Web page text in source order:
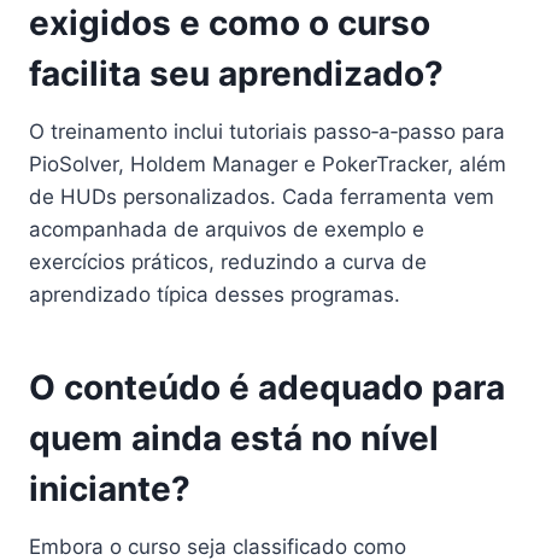
exigidos e como o curso
facilita seu aprendizado?
O treinamento inclui tutoriais passo‑a‑passo para
PioSolver, Holdem Manager e PokerTracker, além
de HUDs personalizados. Cada ferramenta vem
acompanhada de arquivos de exemplo e
exercícios práticos, reduzindo a curva de
aprendizado típica desses programas.
O conteúdo é adequado para
quem ainda está no nível
iniciante?
Embora o curso seja classificado como